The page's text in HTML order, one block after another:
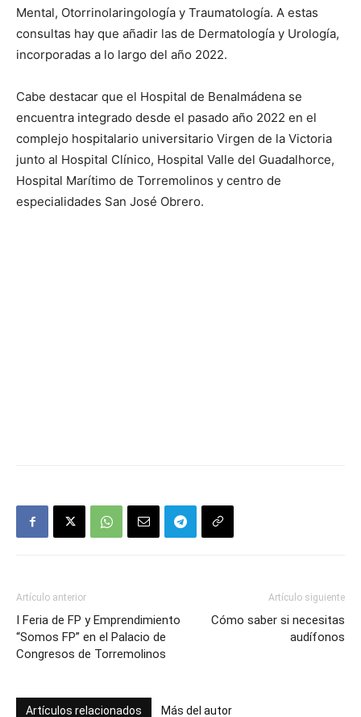
Mental, Otorrinolaringología y Traumatología. A estas
consultas hay que añadir las de Dermatología y Urología,
incorporadas a lo largo del año 2022.
Cabe destacar que el Hospital de Benalmádena se
encuentra integrado desde el pasado año 2022 en el
complejo hospitalario universitario Virgen de la Victoria
junto al Hospital Clínico, Hospital Valle del Guadalhorce,
Hospital Marítimo de Torremolinos y centro de
especialidades San José Obrero.
Artículo anterior
I Feria de FP y Emprendimiento
“Somos FP” en el Palacio de
Congresos de Torremolinos
Artículo siguiente
Cómo saber si necesitas
audífonos
Artículos relacionados Más del autor